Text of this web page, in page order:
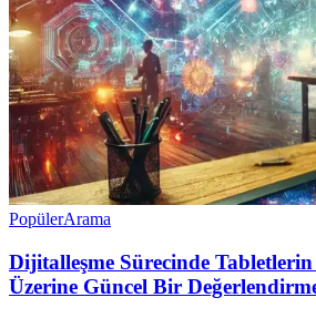
PopülerArama
Dijitalleşme Sürecinde
Üzerine Güncel Bir